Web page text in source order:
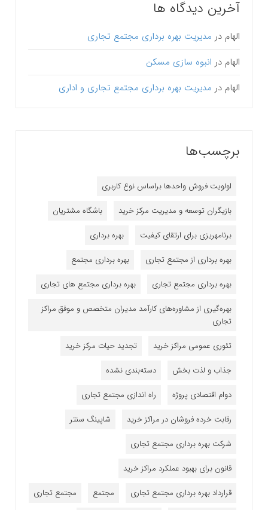
آخرین دیدگاه ها
الهام در مدیریت بهره برداری مجتمع تجاری
الهام در انبوه سازی مسکن
الهام در مدیریت بهره برداری مجتمع تجاری و اداری
برچسب‌ها
اولویت فروش واحدها براساس نوع کاربری
بازیگران توسعه و مدیریت مرکز خرید
باشگاه مشتریان
برنامه‎ریزی برای ارتقای کیفیت
بهره برداری
بهره برداری از مجتمع تجاری
بهره برداری مجتمع
بهره برداری مجتمع تجاری
بهره برداری مجتمع های تجاری
بهره‌گیری از مشاوره‌های کارآمد مدیران متخصص و موفق مراکز
تجاری
تئوری عمومی مراکز خرید
تجدید حیات مرکز خرید
جذاب و لذت بخش
دسته‌بندی نشده
دوام اقتصادی پروژه
راه اندازی مجتمع تجاری
رقابت خرده فروشان در مراکز خرید
شاپینگ سنتر
شرکت بهره برداری مجتمع تجاری
قانون برای بهبود عملکرد مراکز خرید
قرارداد بهره برداری مجتمع تجاری
مجتمع
مجتمع تجاری